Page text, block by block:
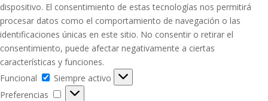
dispositivo. El consentimiento de estas tecnologías nos permitirá
procesar datos como el comportamiento de navegación o las
identificaciones únicas en este sitio. No consentir o retirar el
consentimiento, puede afectar negativamente a ciertas
características y funciones.
Funcional
Funcional
Siempre activo
Preferencias
Preferencias